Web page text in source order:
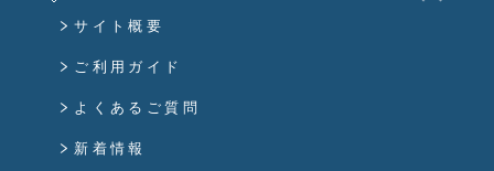
サイト概要
ご利用ガイド
よくあるご質問
新着情報